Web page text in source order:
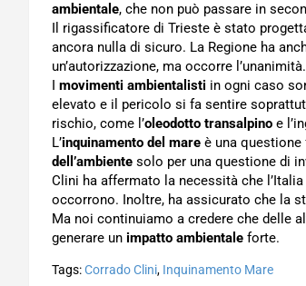
ambientale, che non può passare in
Il rigassificatore di Trieste è stato
ancora nulla di sicuro. La Regione ha
un’autorizzazione, ma occorre l’unanimità.
I movimenti ambientalisti in ogni caso
elevato e il pericolo si fa sentire
rischio, come l’oleodotto transalpino e
L’inquinamento del mare è una questione
dell’ambiente solo per una questione di
Clini ha affermato la necessità che
occorrono. Inoltre, ha assicurato che la
Ma noi continuiamo a credere che delle
generare un impatto ambientale forte.
Tags:Corrado Clini, Inquinamento Mare